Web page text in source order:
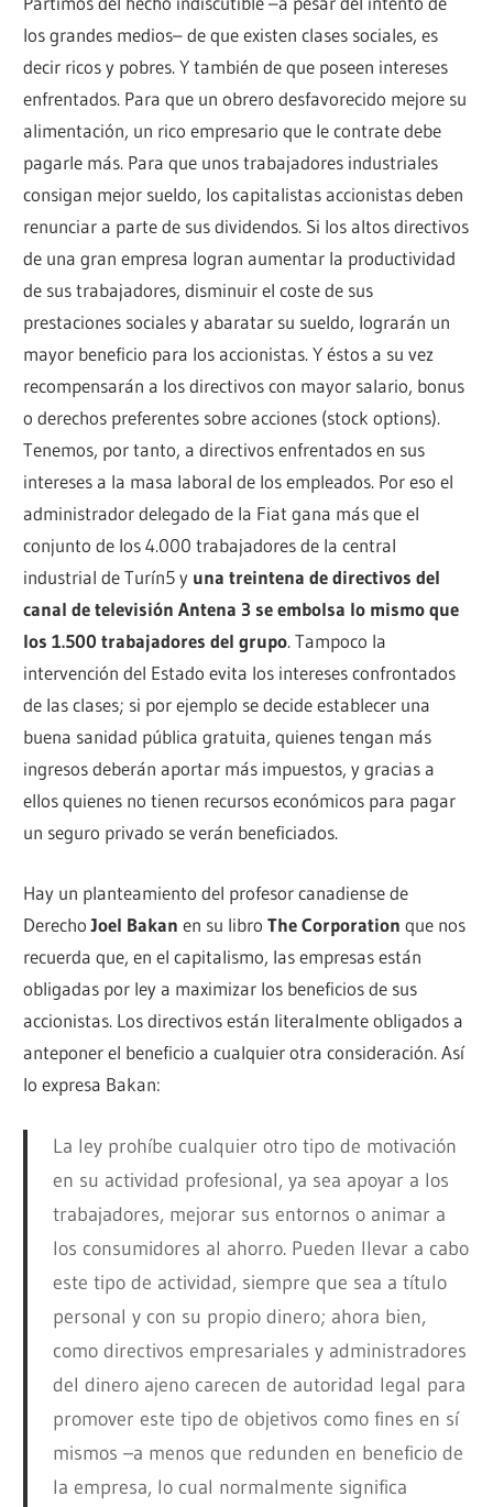
los grandes medios– de que existen clases sociales, es
decir ricos y pobres. Y también de que poseen intereses
enfrentados. Para que un obrero desfavorecido mejore su
alimentación, un rico empresario que le contrate debe
pagarle más. Para que unos trabajadores industriales
consigan mejor sueldo, los capitalistas accionistas deben
renunciar a parte de sus dividendos. Si los altos directivos
de una gran empresa logran aumentar la productividad
de sus trabajadores, disminuir el coste de sus
prestaciones sociales y abaratar su sueldo, lograrán un
mayor beneficio para los accionistas. Y éstos a su vez
recompensarán a los directivos con mayor salario, bonus
o derechos preferentes sobre acciones (stock options).
Tenemos, por tanto, a directivos enfrentados en sus
intereses a la masa laboral de los empleados. Por eso el
administrador delegado de la Fiat gana más que el
conjunto de los 4.000 trabajadores de la central
industrial de Turín5 y una treintena de directivos del
canal de televisión Antena 3 se embolsa lo mismo que
los 1.500 trabajadores del grupo. Tampoco la
intervención del Estado evita los intereses confrontados
de las clases; si por ejemplo se decide establecer una
buena sanidad pública gratuita, quienes tengan más
ingresos deberán aportar más impuestos, y gracias a
ellos quienes no tienen recursos económicos para pagar
un seguro privado se verán beneficiados.
Hay un planteamiento del profesor canadiense de
DerechoJoel Bakan en su libroThe Corporation que nos
recuerda que, en el capitalismo, las empresas están
obligadas por ley a maximizar los beneficios de sus
accionistas. Los directivos están literalmente obligados a
anteponer el beneficio a cualquier otra consideración. Así
lo expresa Bakan:
La ley prohíbe cualquier otro tipo de motivación
en su actividad profesional, ya sea apoyar a los
trabajadores, mejorar sus entornos o animar a
los consumidores al ahorro. Pueden llevar a cabo
este tipo de actividad, siempre que sea a título
personal y con su propio dinero; ahora bien,
como directivos empresariales y administradores
del dinero ajeno carecen de autoridad legal para
promover este tipo de objetivos como fines en sí
mismos –a menos que redunden en beneficio de
la empresa, lo cual normalmente significa